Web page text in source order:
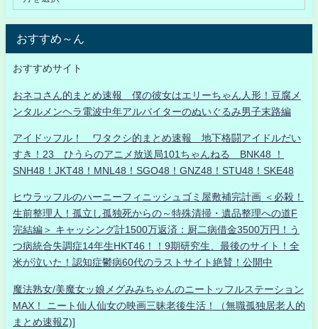
おすすめ～ん
おすすめサイト
おネコさん的まとめ速報 僕の彼女はエリーちゃん人形！豆腐メ
ンタルメンヘラ電波中年アルバイターのぬいぐるみ男子末路編
アイドッフル！ ワタクシ的まとめ速報 地下格闘アイドルだい
すき！23 ひうらのアニメ放送局101ちゃんねる BNK48 ！
SNH48！JKT48！MNL48！SGO48！GNZ48！STU48！SKE48
ヒウラッフルのハーニーフィニッシュゴミ屋敷補完計画 ＜必殺！
生前整理人！孤立し孤独死からの～特殊清掃・遺品整理への道F
完結編＞ キャッシング計1500万返済：厨二病借金3500万円！う
つ病統合失調症14年生HKT46！！9期研究生、最後のサイト！全
米が泣いた！認知症鬱病60代のラストサイト絶賛！公開中
魔法熟女/美魔女ッ娘メグみみちゃんのニートッフルステーション
MAX！ ニート仙人仙女の映画三昧老後生活！（無職孤独居老人的
まとめ速報Z)]